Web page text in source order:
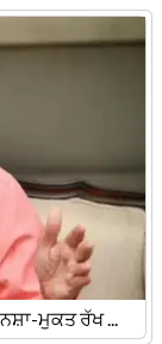
ਮੁਕਤ ਰੱਖ ...